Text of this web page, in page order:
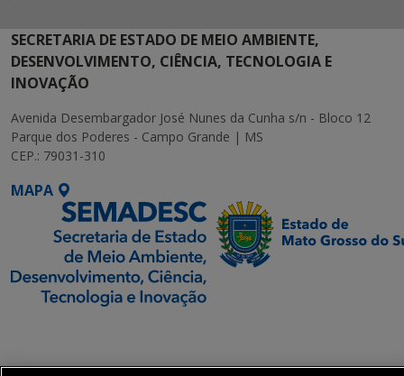
SECRETARIA DE ESTADO DE MEIO AMBIENTE,
DESENVOLVIMENTO, CIÊNCIA, TECNOLOGIA E
INOVAÇÃO
Avenida Desembargador José Nunes da Cunha s/n - Bloco 12
Parque dos Poderes - Campo Grande | MS
CEP.: 79031-310
MAPA